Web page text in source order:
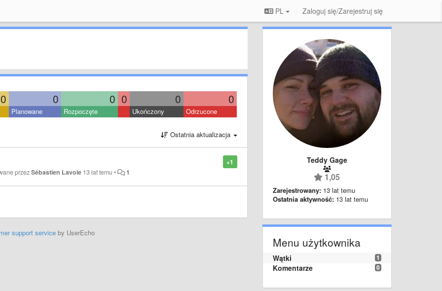
PL Zaloguj się/Zarejestruj się
0 0 0 0 0 0
Planowane Rozpoczęte Ukończony Odrzucone
Ostatnia aktualizacja
+1
przezSébastien Lavoie 13 lat temu • 1
support serviceby UserEcho
Teddy Gage
1,05
Zarejestrowany: 13 lat temu
Ostatnia aktywność: 13 lat temu
Menu użytkownika
1
Wątki
0
Komentarze